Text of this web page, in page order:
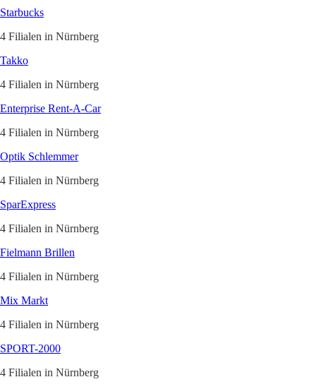
Starbucks
4 Filialen in Nürnberg
Takko
4 Filialen in Nürnberg
Enterprise Rent-A-Car
4 Filialen in Nürnberg
Optik Schlemmer
4 Filialen in Nürnberg
SparExpress
4 Filialen in Nürnberg
Fielmann Brillen
4 Filialen in Nürnberg
Mix Markt
4 Filialen in Nürnberg
SPORT-2000
4 Filialen in Nürnberg